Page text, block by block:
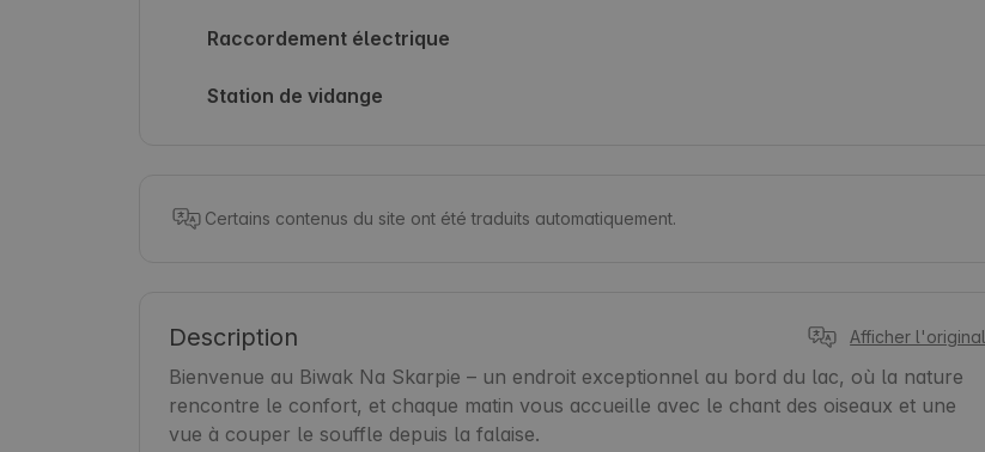
Raccordement électrique
Station de vidange
Certains contenus du site ont été traduits automatiquement.
Description Afficher l'original
Bienvenue au Biwak Na Skarpie – un endroit exceptionnel au bord du lac, où la nature
rencontre le confort, et chaque matin vous accueille avec le chant des oiseaux et une
vue à couper le souffle depuis la falaise.